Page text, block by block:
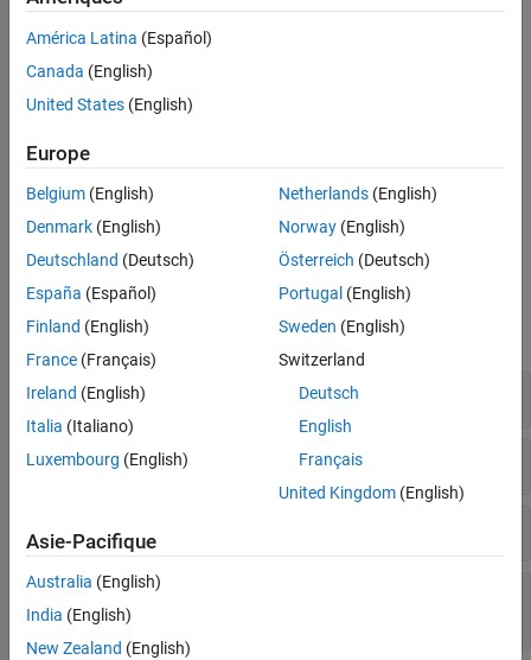
Check Information
Version History
Invalid deletion of pointer
Mismatched alloc/dealloc functions on Windows
Thread-specific memory leak
Examples
expand all
Invalid deletion of pointer
Invalid free of pointer
Mismatched alloc/dealloc functions on
Windows
América Latina (Español)
Canada (English)
United States (English)
Europe
Belgium (English)
Denmark (English)
Deutschland (Deutsch)
España (Español)
Finland (English)
France (Français)
Ireland (English)
Italia (Italiano)
Luxembourg (English)
Netherlands(English)
Norway(English)
Österreich (Deutsch)
Portugal (English)
Sweden (English)
Switzerland
Deutsch
English
Français
United Kingdom(English)
Asie-Pacifique
Australia (English)
India (English)
New Zealand (English)